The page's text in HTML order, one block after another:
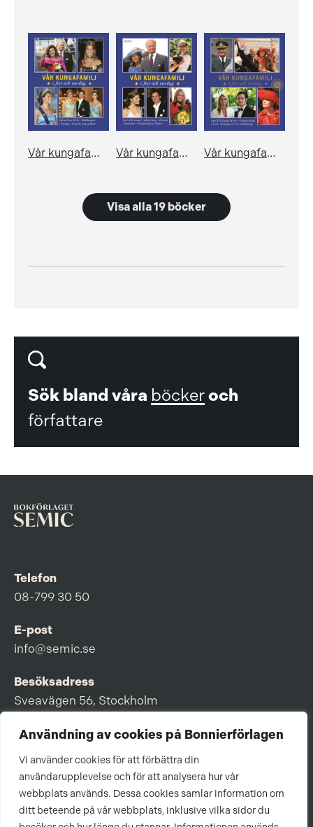
Användning av cookies på Bonnierförlagen
Vi använder cookies för att förbättra din
användarupplevelse och för att analysera hur vår
webbplats används. Dessa cookies samlar information om
ditt beteende på vår webbplats, inklusive vilka sidor du
Vår kungafamilj i fest och vardag 2004 Vår kungafamilj i fest och vardag 2005 Vår kungafamilj i fest och vardag 2006
Visa alla 19 böcker
Sök bland våra böckeroch
författare
Telefon
08-799 30 50
E-post
info@semic.se
Besöksadress
Sveavägen 56, Stockholm
Postadress